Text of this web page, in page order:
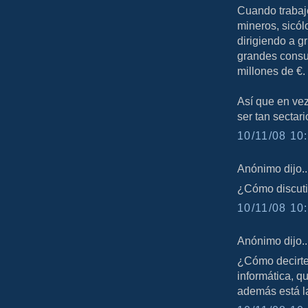
Cuando
mineros,
dirigiendo a
grandes
millones de €.
Así que en
ser tan
10/11/08
Anónimo
¿Cómo
10/11/08
Anónimo
¿Cómo
informática,
además está